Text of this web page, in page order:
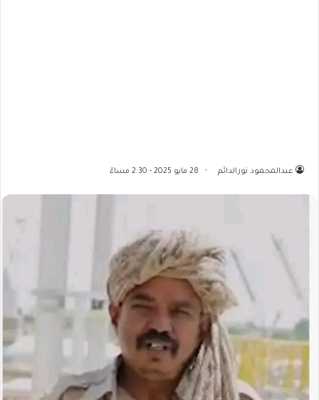
عبدالمحمود نورالدائم 28 مايو 2025 - 2:30 مساءً